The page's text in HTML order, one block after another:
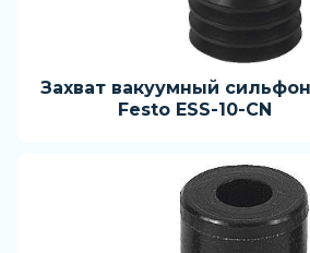
Захват вакуумный
Festo ESS-10-CN